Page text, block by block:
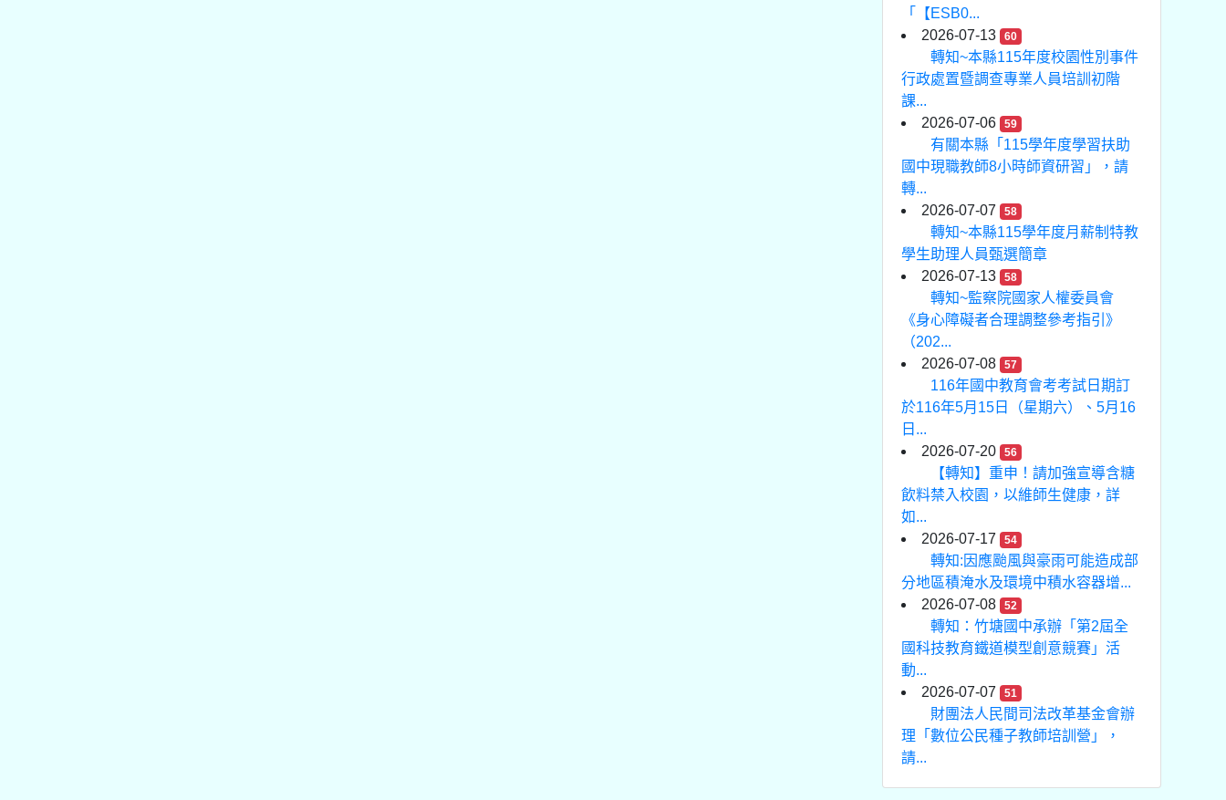
「【ESB0...
2026-07-13
60
轉知~本縣115年度校園性別事件
行政處置暨調查專業人員培訓初階
課...
2026-07-06
59
有關本縣「115學年度學習扶助
國中現職教師8小時師資研習」，請
轉...
2026-07-07
58
轉知~本縣115學年度月薪制特教
學生助理人員甄選簡章
2026-07-13
58
轉知~監察院國家人權委員會
《身心障礙者合理調整參考指引》
（202...
2026-07-08
57
116年國中教育會考考試日期訂
於116年5月15日（星期六）、5月16
日...
2026-07-20
56
【轉知】重申！請加強宣導含糖
飲料禁入校園，以維師生健康，詳
如...
2026-07-17
54
轉知:因應颱風與豪雨可能造成部
分地區積淹水及環境中積水容器增...
2026-07-08
52
轉知：竹塘國中承辦「第2屆全
國科技教育鐵道模型創意競賽」活
動...
2026-07-07
51
財團法人民間司法改革基金會辦
理「數位公民種子教師培訓營」，
請...